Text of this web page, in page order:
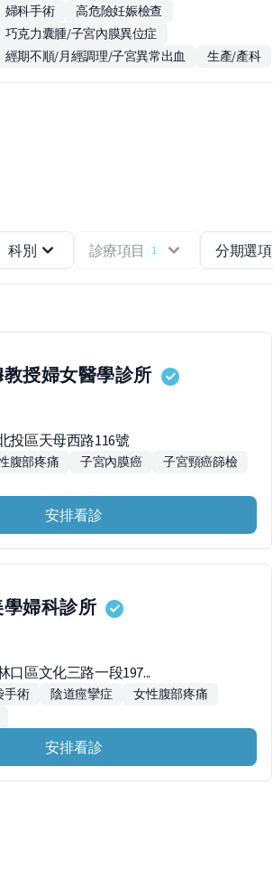
婦科手術
高危險妊娠檢查
巧克力囊腫/子宮內膜異位症
經期不順/月經調理/子宮異常出血
生產/產科
科別 診療項目 1 分期選項
授婦女醫學診所
投區天母西路116號
腹部疼痛 子宮內膜癌
子宮頸癌篩檢
安排看診
婦科診所
口區文化三路一段197...
手術 陰道痙攣症
女性腹部疼痛
安排看診